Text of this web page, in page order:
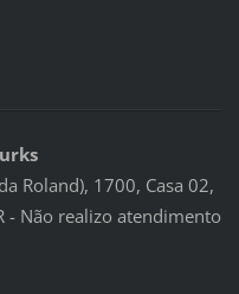
Roland), 1700, Casa 02,
- Não realizo atendimento